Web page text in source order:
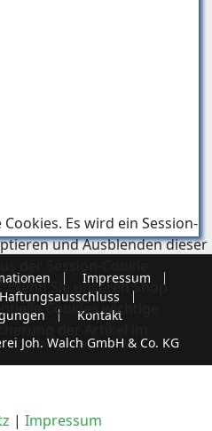
Impressum
Haftungsausschluss
Kontakt
Joh. Walch GmbH & Co. KG
Es wird ein Session-
und Ausblenden dieser
Wenn Sie unseren Shop
Cookies wichtige
der Artikel im
| Impressum